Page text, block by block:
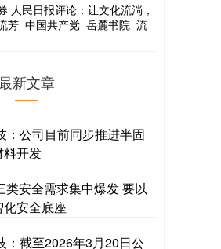
人民日报评论：让文化流淌，
芳_中国共产党_岳麓书院_流
新文章
：公司目前同步推进半固
料开发
类安全需求集中爆发 要以
安全底座
：截至2026年3月20日公